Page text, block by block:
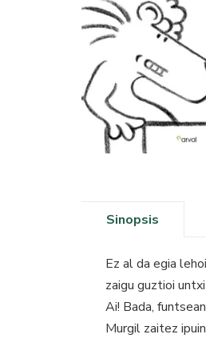
Sinopsis
Ez al da egia
zaigu guztioi
Ai! Bada,
Murgil zaitez